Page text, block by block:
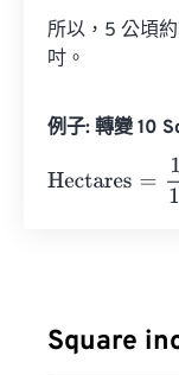
所以，5 公頃
吋。
例子: 轉變 10
Hectares
10
Square